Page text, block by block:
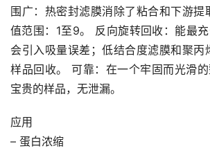
围广：热密封滤膜消除了粘合和下游提
值范围：1至9。 反向旋转回收：能最
会引入吸量误差；低结合度滤膜和聚丙
样品回收。 可靠：在一个牢固而光滑
宝贵的样品，无泄漏。
应用
– 蛋白浓缩